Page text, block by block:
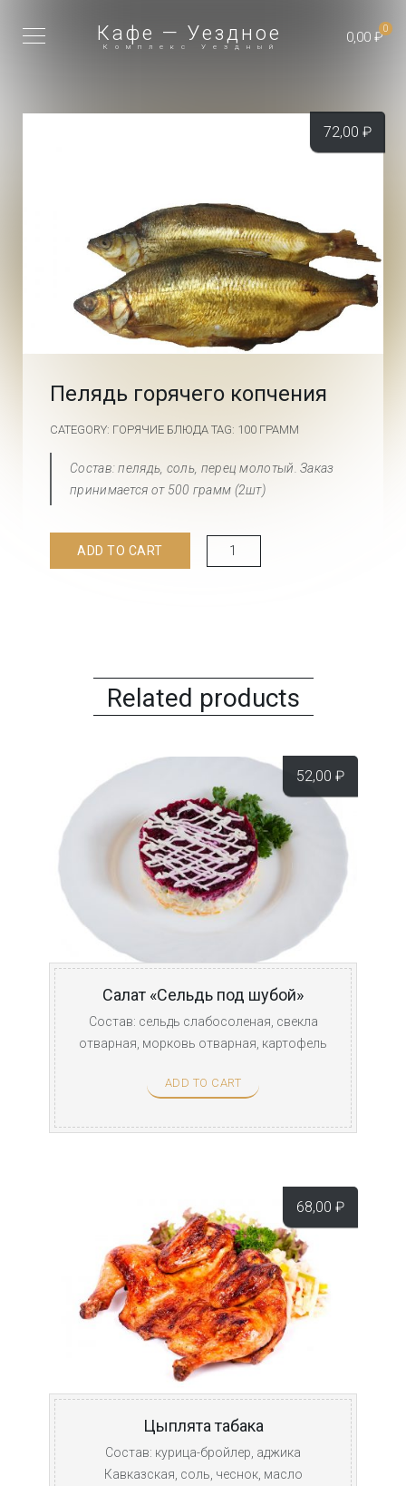
Кафе — Уездное
Комплекс Уездный
0
0,00 ₽
72,00 ₽
Пелядь горячего копчения
CATEGORY: ГОРЯЧИЕ БЛЮДА TAG: 100 ГРАММ
Состав: пелядь, соль, перец молотый. Заказ
принимается от 500 грамм (2шт)
ADD TO CART
Пелядь
горячего
Related products
52,00 ₽
Салат «Сельдь под шубой»
Состав: сельдь слабосоленая, свекла
отварная, морковь отварная, картофель
ADD TO CART
68,00 ₽
Цыплята табака
Состав: курица-бройлер, аджика
Кавказская, соль, чеснок, масло